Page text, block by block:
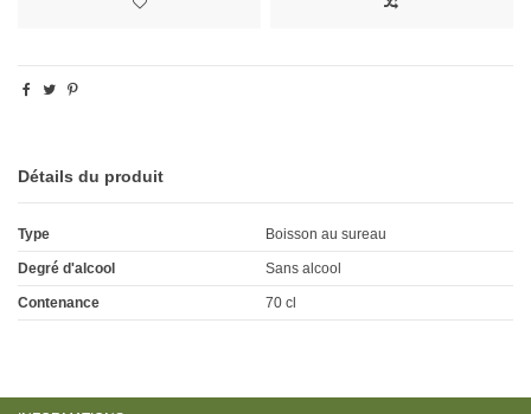
Détails du produit
Type Boisson au sureau
Degré d'alcool Sans alcool
Contenance 70 cl